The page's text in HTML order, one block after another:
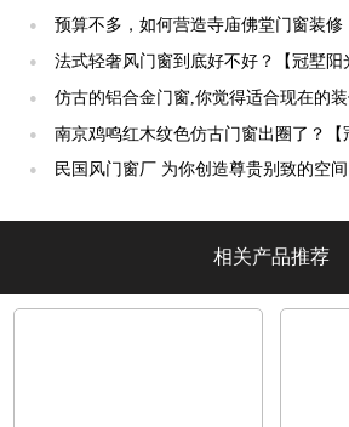
吗？【冠墅阳光】
●
预算不多，如何营造寺庙佛堂门窗装修
阳光】
● 法式轻奢风门窗到底好不好？【冠墅阳
●
仿古的铝合金门窗,你觉得适合现在的装
【冠墅阳光】
●
南京鸡鸣红木纹色仿古门窗出圈了？【
光】
●
民国风门窗厂 为你创造尊贵别致的空间【冠
相关产品推荐